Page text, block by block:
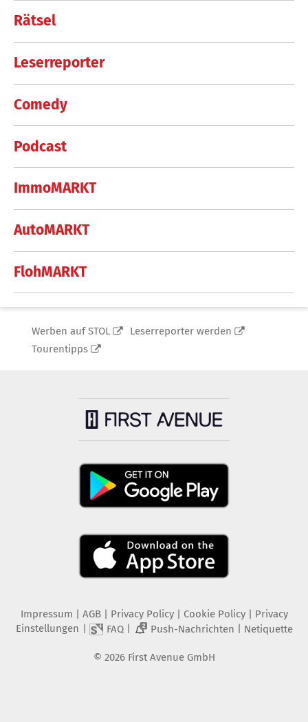
Rätsel
Leserreporter
Comedy
Podcast
ImmoMARKT
AutoMARKT
FlohMARKT
Werben auf STOL
Leserreporter werden
Tourentipps
Impressum AGB Privacy Policy| Cookie Policy| Privacy
Einstellungen
FAQ| 2 Push-Nachrichten Netiquette
© 2026 First Avenue GmbH